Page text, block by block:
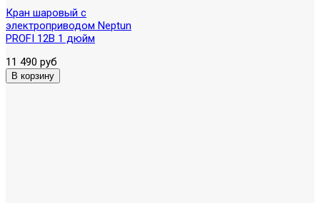
Кран шаровый с
электроприводом Neptun
PROFI 12В 1 дюйм
11 490 руб